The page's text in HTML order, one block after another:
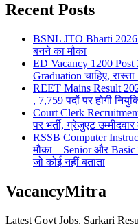
Recent Posts
BSNL JTO Bharti
बनने का मौका
ED Vacancy 1200 Post
Graduation चाहिए,
REET Mains Result
, 7,759 पदों पर होगी
Court Clerk Recruitment
पर भर्ती, ग्रेजुएट
RSSB Computer
मौका – Senior और Basic
जो कोई नहीं बताता
VacancyMitra
Latest Govt Jobs, Sarkari